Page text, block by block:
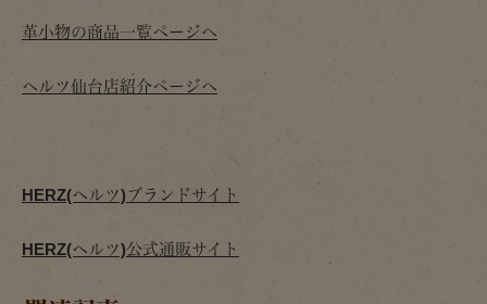
革小物の商品一覧ページへ
ヘルツ仙台店紹介ページへ
HERZ(ヘルツ)ブランドサイト
HERZ(ヘルツ)公式通販サイト